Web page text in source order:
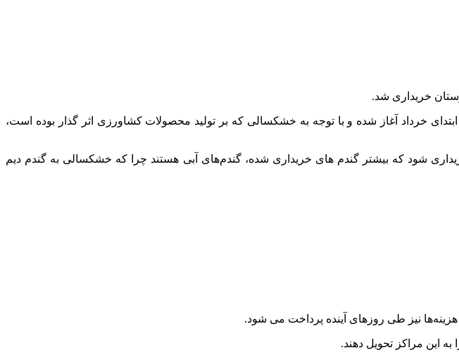
خرداد آغاز شده و با توجه به خشکسالی که بر تولید محصولات کشاورزی اثر گذار بوده است،
می‌شود ۲۵ هزار تن گندم و دو هزار تن کلزا خریداری شود که بیشتر گندم های خریداری شده، گندم‌های آبی هستند چرا که خشکسالی به گندم دیم
نیز طی روزهای آینده پرداخت می شود.